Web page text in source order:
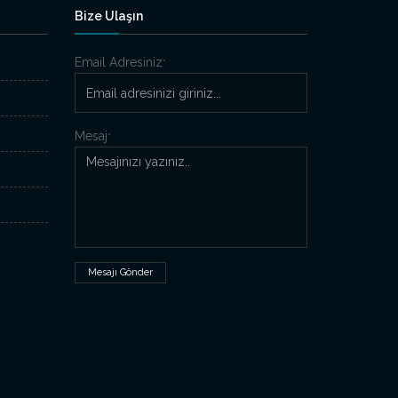
Bize Ulaşın
Email Adresiniz*
Mesaj*